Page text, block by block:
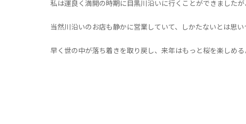
私は運良く満開の時期に目黒川沿いに行くことができました
当然川沿いのお店も静かに営業していて、しかたないとは思
早く世の中が落ち着きを取り戻し、来年はもっと桜を楽しめる